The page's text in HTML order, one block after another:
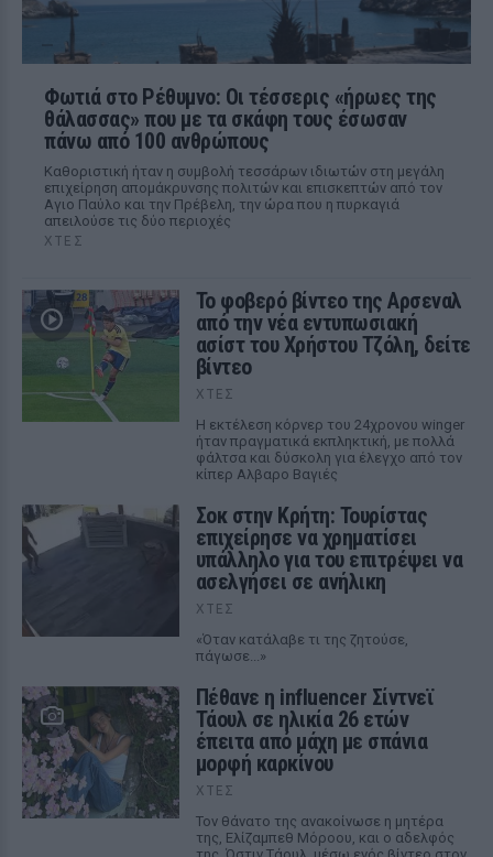
Φωτιά στο Ρέθυμνο: Οι τέσσερις «ήρωες της
θάλασσας» που με τα σκάφη τους έσωσαν
πάνω από 100 ανθρώπους
Καθοριστική ήταν η συμβολή τεσσάρων ιδιωτών στη μεγάλη
επιχείρηση απομάκρυνσης πολιτών και επισκεπτών από τον
Αγιο Παύλο και την Πρέβελη, την ώρα που η πυρκαγιά
απειλούσε τις δύο περιοχές
ΧΤΕΣ
Το φοβερό βίντεο της Αρσεναλ
από την νέα εντυπωσιακή
ασίστ του Χρήστου Τζόλη, δείτε
βίντεο
ΧΤΕΣ
Η εκτέλεση κόρνερ του 24χρονου winger
ήταν πραγματικά εκπληκτική, με πολλά
φάλτσα και δύσκολη για έλεγχο από τον
κίπερ Αλβαρο Βαγιές
Σοκ στην Κρήτη: Τουρίστας
επιχείρησε να χρηματίσει
υπάλληλο για του επιτρέψει να
ασελγήσει σε ανήλικη
ΧΤΕΣ
«Όταν κατάλαβε τι της ζητούσε,
πάγωσε...»
Πέθανε η influencer Σίντνεϊ
Τάουλ σε ηλικία 26 ετών
έπειτα από μάχη με σπάνια
μορφή καρκίνου
ΧΤΕΣ
Τον θάνατο της ανακοίνωσε η μητέρα
της, Ελίζαμπεθ Μόροου, και ο αδελφός